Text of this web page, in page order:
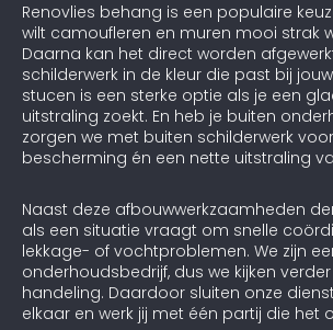
Renovlies behang is een populaire
wilt camoufleren en muren mooi strak
Daarna kan het direct worden
schilderwerk in de kleur die past bij
stucen is een sterke optie als je een
uitstraling zoekt. En heb je buiten
zorgen we met buiten schilderwerk
bescherming én een nette uitstraling
Naast deze afbouwwerkzaamheden
als een situatie vraagt om snelle
lekkage- of vochtproblemen. We zijn
onderhoudsbedrijf, dus we kijken
handeling. Daardoor sluiten onze
elkaar en werk jij met één partij die het